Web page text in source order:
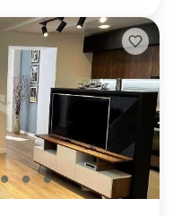
lens lens lens